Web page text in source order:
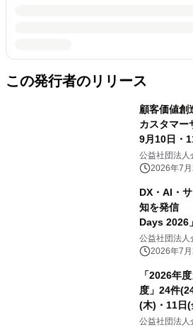
この発行者のリリース
顧客価値創
カスタマー
9月10日・
公益社団法人
2026年7
DX・AI・
知を発信
Days 2026
公益社団法人
2026年7
「2026年
度」24件
(木)・11日(
開催
公益社団法人